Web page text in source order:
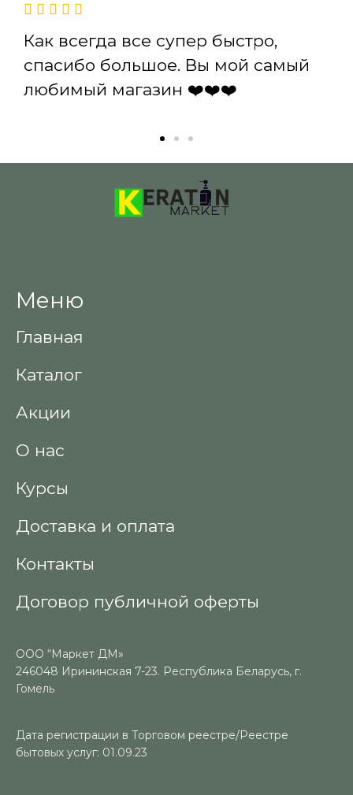
Как всегда все супер быстро,
спасибо большое. Вы мой самый
любимый магазин ❤️❤️❤️
Меню
Главная
Каталог
Акции
О нас
Курсы
Доставка и оплата
Контакты
Договор публичной оферты
ООО “Маркет ДМ»
246048 Ирининская 7-23. Республика Беларусь, г.
Гомель
Дата регистрации в Торговом реестре/Реестре
бытовых услуг: 01.09.23